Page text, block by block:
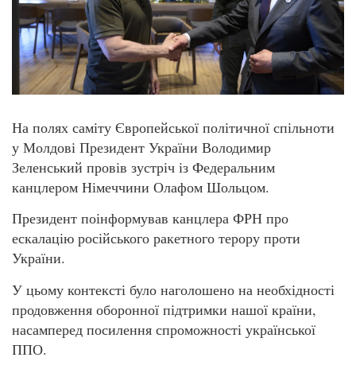
На полях саміту Європейської політичної спільноти
у Молдові Президент України Володимир
Зеленський провів зустріч із Федеральним
канцлером Німеччини Олафом Шольцом.
Президент поінформував канцлера ФРН про
ескалацію російського ракетного терору проти
України.
У цьому контексті було наголошено на необхідності
продовження оборонної підтримки нашої країни,
насамперед посилення спроможності української
ППО.